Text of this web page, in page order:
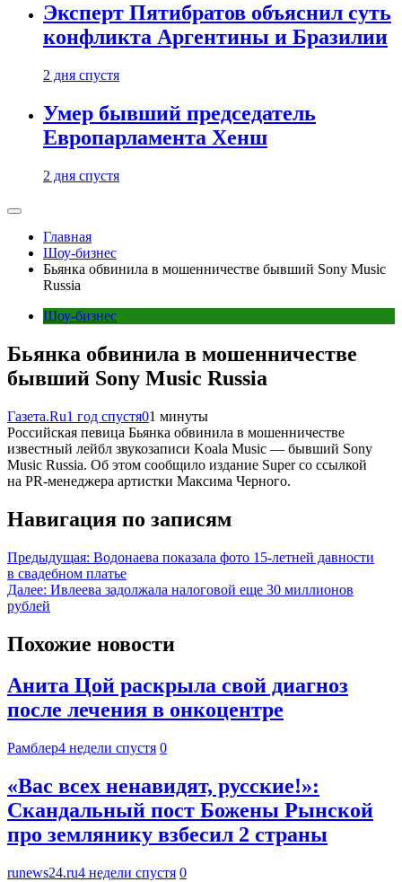
Эксперт Пятибратов объяснил суть
конфликта Аргентины и Бразилии
2 дня спустя
Умер бывший председатель
Европарламента Хенш
2 дня спустя
Главная
Шоу-бизнес
Бьянка обвинила в мошенничестве бывший Sony Music
Russia
Шоу-бизнес
Бьянка обвинила в мошенничестве
бывший Sony Music Russia
Газета.Ru1 год спустя01 минуты
Российская певица Бьянка обвинила в мошенничестве
известный лейбл звукозаписи Koala Music — бывший Sony
Music Russia. Об этом сообщило издание Super со ссылкой
на PR-менеджера артистки Максима Черного.
Навигация по записям
Предыдущая: Водонаева показала фото 15-летней давности
в свадебном платье
Далее: Ивлеева задолжала налоговой еще 30 миллионов
рублей
Похожие новости
Анита Цой раскрыла свой диагноз
после лечения в онкоцентре
Рамблер4 недели спустя 0
«Вас всех ненавидят, русские!»:
Скандальный пост Божены Рынской
про землянику взбесил 2 страны
runews24.ru4 недели спустя 0